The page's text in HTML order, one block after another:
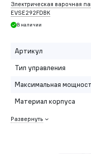
Электрическая варочная
EVSE292FDBK
В наличии
Артикул
Тип управления
Максимальная
Материал корпуса
Развернуть